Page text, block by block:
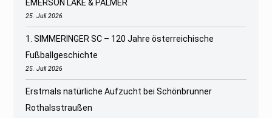
EMERSON LAKE & PALMER
25. Juli 2026
1. SIMMERINGER SC – 120 Jahre österreichische
Fußballgeschichte
25. Juli 2026
Erstmals natürliche Aufzucht bei Schönbrunner
Rothalsstraußen